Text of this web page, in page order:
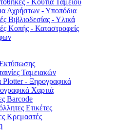
- Κουτιά Ταμείου
Αχρήστων - Υποπόδια
Βιβλιοδεσίας - Υλικά
Κοπής - Καταστροφείς
Ταμειακών
Plotter - Ξηρογραφικά
Χαρτιά
Barcode
Ετικέτες
Κρεμαστές